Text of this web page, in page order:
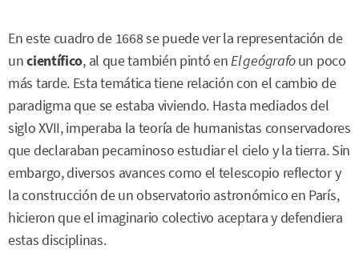
En este cuadro de 1668 se puede ver la representación de
uncientífico, al que también pintó enEl geógrafoun poco
más tarde. Esta temática tiene relación con el cambio de
paradigma que se estaba viviendo. Hasta mediados del
siglo XVII, imperaba la teoría de humanistas conservadores
que declaraban pecaminoso estudiar el cielo y la tierra. Sin
embargo, diversos avances como el telescopio reflector y
la construcción de un observatorio astronómico en París,
hicieron que el imaginario colectivo aceptara y defendiera
estas disciplinas.